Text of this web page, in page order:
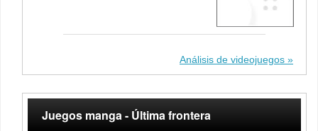
Análisis de videojuegos
Juegos manga - Última frontera